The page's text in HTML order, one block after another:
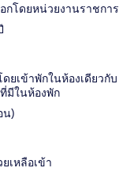
กโดยหน่วยงานราชการ
ดยเข้าพักในห้องเดียวกับ
มีในห้องพัก
น)
เหลือเข้า